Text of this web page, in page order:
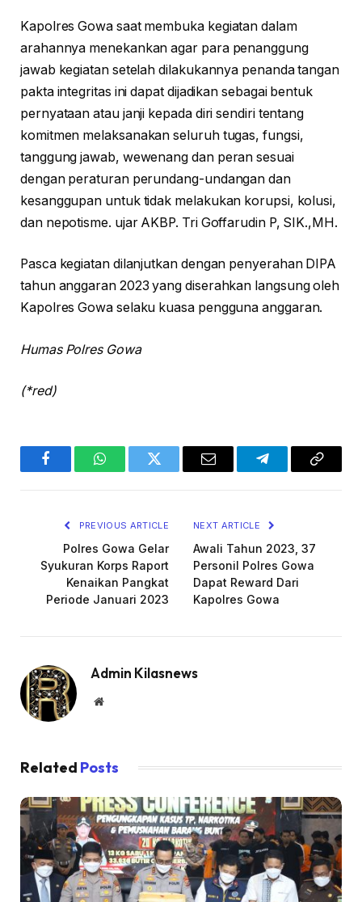
Kapolres Gowa saat membuka kegiatan dalam
arahannya menekankan agar para penanggung
jawab kegiatan setelah dilakukannya penanda tangan
pakta integritas ini dapat dijadikan sebagai bentuk
pernyataan atau janji kepada diri sendiri tentang
komitmen melaksanakan seluruh tugas, fungsi,
tanggung jawab, wewenang dan peran sesuai
dengan peraturan perundang-undangan dan
kesanggupan untuk tidak melakukan korupsi, kolusi,
dan nepotisme. ujar AKBP. Tri Goffarudin P, SIK.,MH.
Pasca kegiatan dilanjutkan dengan penyerahan DIPA
tahun anggaran 2023 yang diserahkan langsung oleh
Kapolres Gowa selaku kuasa pengguna anggaran.
Humas Polres Gowa
(*red)
FacebookWhatsAppTwitter Email TelegramCopy
PREVIOUS ARTICLE
Polres Gowa Gelar
Syukuran Korps Raport
Kenaikan Pangkat
Periode Januari 2023
NEXT ARTICLE
Awali Tahun 2023, 37
Personil Polres Gowa
Dapat Reward Dari
Kapolres Gowa
Admin Kilasnews
Website
Related Posts